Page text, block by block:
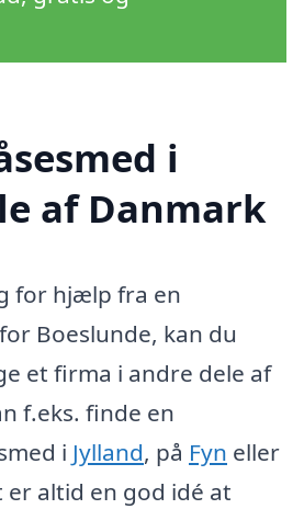
i
af Danmark
for hjælp fra en
Boeslunde, kan du
et firma i andre dele af
f.eks. finde en
i Jylland, på Fyn eller
er altid en god idé at